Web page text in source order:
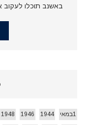
באשנב תוכלו לעקוב
1במאי 1944
1946
1948